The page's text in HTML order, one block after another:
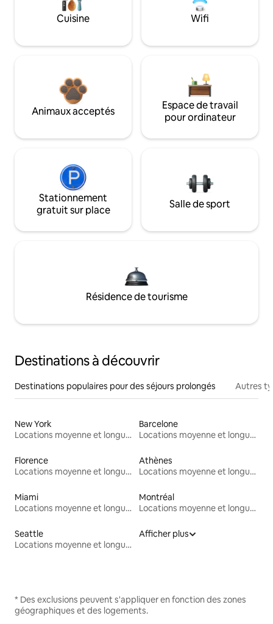
Cuisine Wifi
Animaux acceptés
Espace de travail
pour ordinateur
Stationnement
gratuit sur place
Salle de sport
Résidence de tourisme
Destinations à découvrir
Destinations populaires pour des séjours prolongés Autres
New York
Locations moyenne et longue durée
Barcelone
Locations moyenne et longue durée
Florence
Locations moyenne et longue durée
Athènes
Locations moyenne et longue durée
Miami
Locations moyenne et longue durée
Montréal
Locations moyenne et longue durée
Seattle
Locations moyenne et longue durée
Afficher plus
* Des exclusions peuvent s'appliquer en fonction des zones
géographiques et des logements.